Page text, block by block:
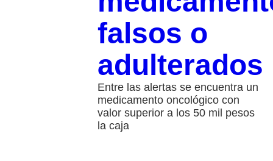
falsos o
adulterados
Entre las alertas se encuentra un
medicamento oncológico con
valor superior a los 50 mil pesos
la caja